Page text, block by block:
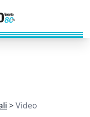
Video